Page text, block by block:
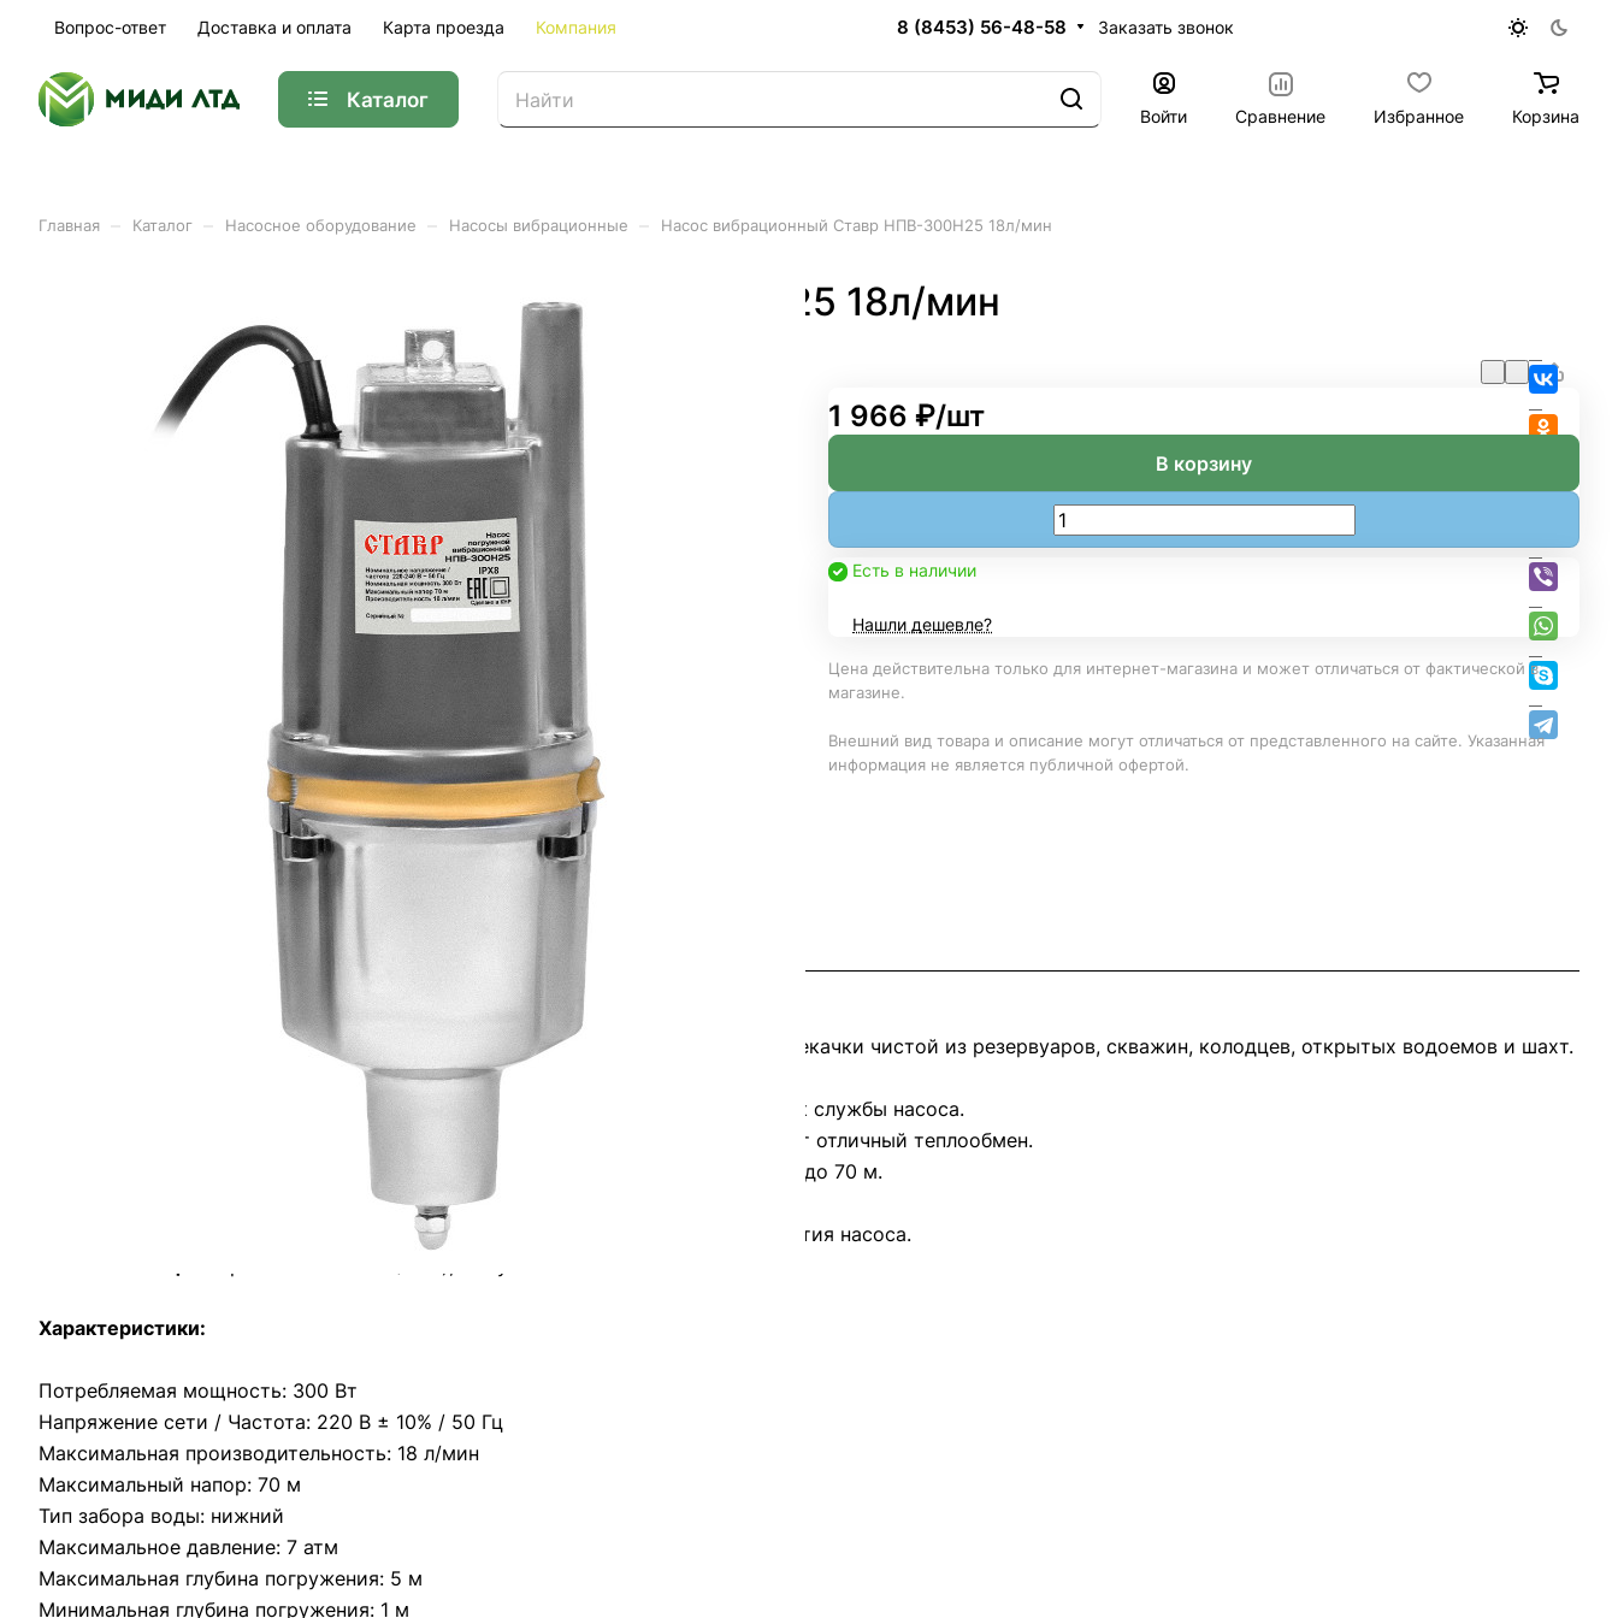
Вопрос-ответ Доставка и оплата Карта проезда Компания 8 (8453) 56-48-58 Заказать звонок
Каталог
Войти Сравнение Избранное Корзина
Главная Каталог Насосное оборудование Насосы вибрационные Насос вибрационный Ставр НПВ-300Н25 18л/мин
Насос вибрационный Ставр НПВ-300Н25 18л/мин
Все товары категории
1 966 ₽/шт
В корзину
Есть в наличии
Нашли дешевле?
Цена действительна только для интернет-магазина и может отличаться от фактической в
магазине.
Внешний вид товара и описание могут отличаться от представленного на сайте. Указанная
информация не является публичной офертой.
Насос погружной вибрационный НПВ300Н25 с нижним забором воды для перекачки чистой из резервуаров, скважин, колодцев, открытых водоемов и шахт.
: Мощный электромотор обеспечивает стабильную работу, долгий срок службы насоса.
: Корпус насоса устойчив к коррозии и обеспечивает отличный теплообмен.
: Насос способен осуществлять подачу воды на расстояние до 70 м.
: Оборудование оснащено защитой от перегрева.
: Трос длиной 10 м служит для удобного погружения и поднятия насоса.
Характеристики:
Потребляемая мощность: 300 Вт
Напряжение сети / Частота: 220 В ± 10% / 50 Гц
Максимальная производительность: 18 л/мин
Максимальный напор: 70 м
Тип забора воды: нижний
Максимальное давление: 7 атм
Максимальная глубина погружения: 5 м
Минимальная глубина погружения: 1 м